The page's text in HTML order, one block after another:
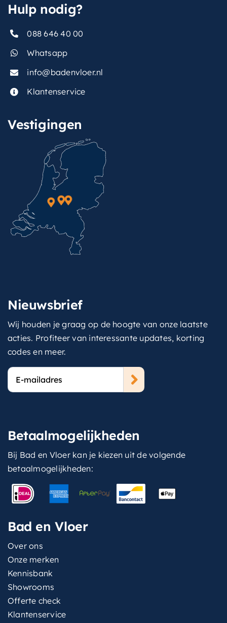
Hulp nodig?
088 646 40 00
Whatsapp
info@badenvloer.nl
Klantenservice
Vestigingen
Nieuwsbrief
Wij houden je graag op de hoogte van onze laatste
acties. Profiteer van interessante updates, korting
codes en meer.
E-
mailadres
Betaalmogelijkheden
Bij Bad en Vloer kan je kiezen uit de volgende
betaalmogelijkheden:
Bad en Vloer
Over ons
Onze merken
Kennisbank
Showrooms
Offerte check
Klantenservice